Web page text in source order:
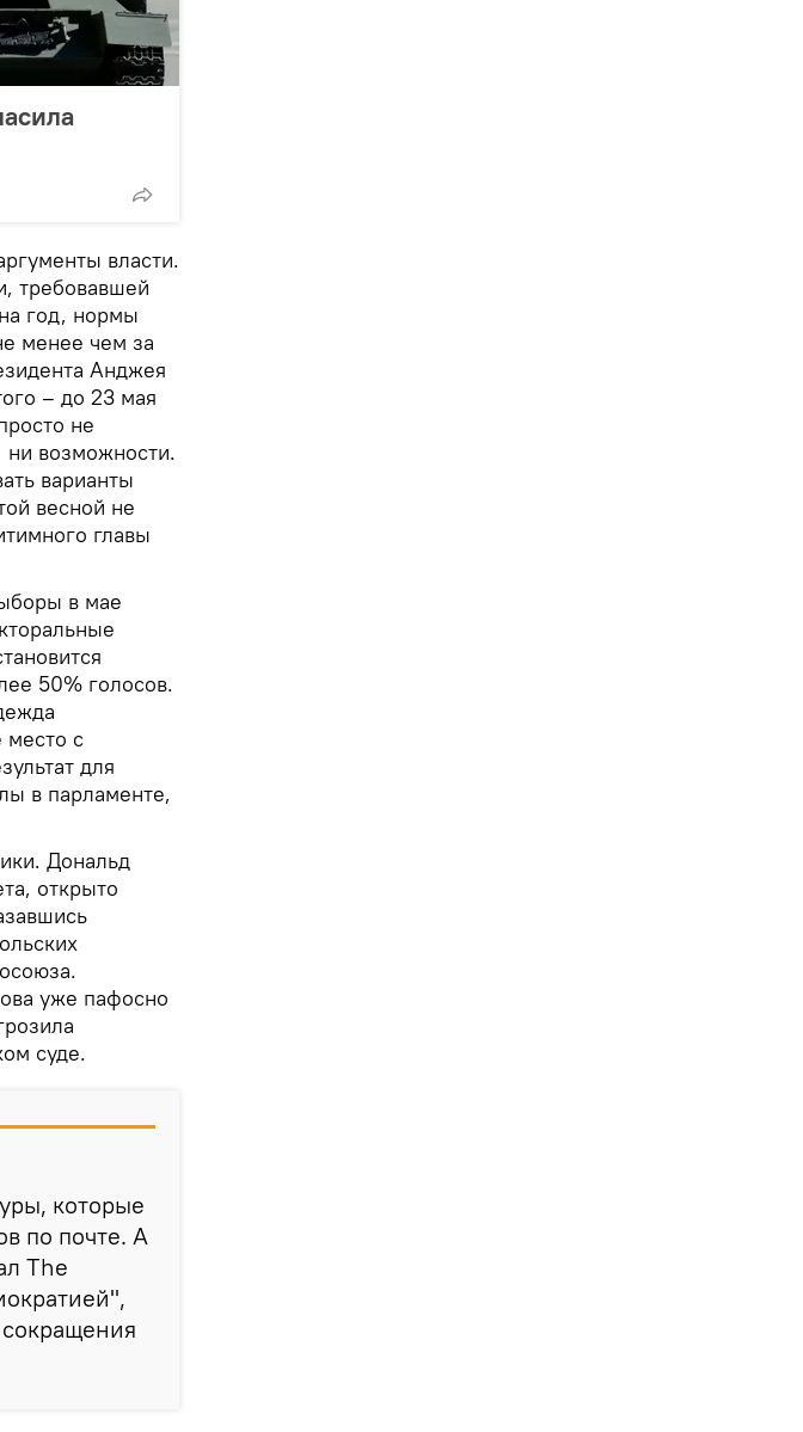
власти.
требовавшей
год, нормы
менее чем за
Анджея
– до 23 мая
не
ни возможности.
варианты
весной не
главы
в мае
50% голосов.
место с
для
в парламенте,
Дональд
открыто
уже пафосно
суде.
которые
по почте. А
The